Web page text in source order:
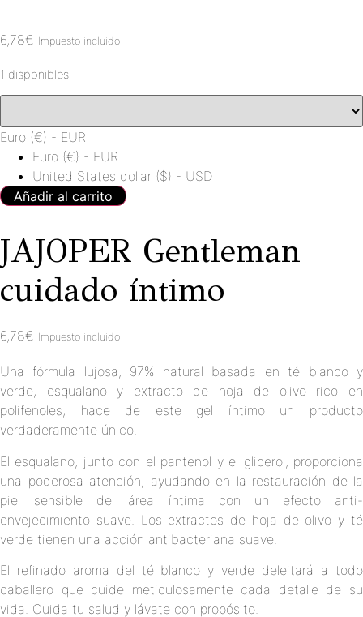
6,78€ Impuesto incluido
1 disponibles
Euro (€) - EUR
Euro (€) - EUR
United States dollar ($) - USD
Añadir al carrito
JAJOPER Gentleman
cuidado íntimo
6,78€ Impuesto incluido
Una fórmula lujosa, 97% natural basada en té blanco y
verde, esqualano y extracto de hoja de olivo rico en
polifenoles, hace de este gel íntimo un producto
verdaderamente único.
El esqualano, junto con el pantenol y el glicerol, proporciona
una poderosa atención, ayudando en la restauración de la
piel sensible del área íntima con un efecto anti-
envejecimiento suave. Los extractos de hoja de olivo y té
verde tienen una acción antibacteriana suave.
El refinado aroma del té blanco y verde deleitará a todo
caballero que cuide meticulosamente cada detalle de su
vida. Cuida tu salud y lávate con propósito.